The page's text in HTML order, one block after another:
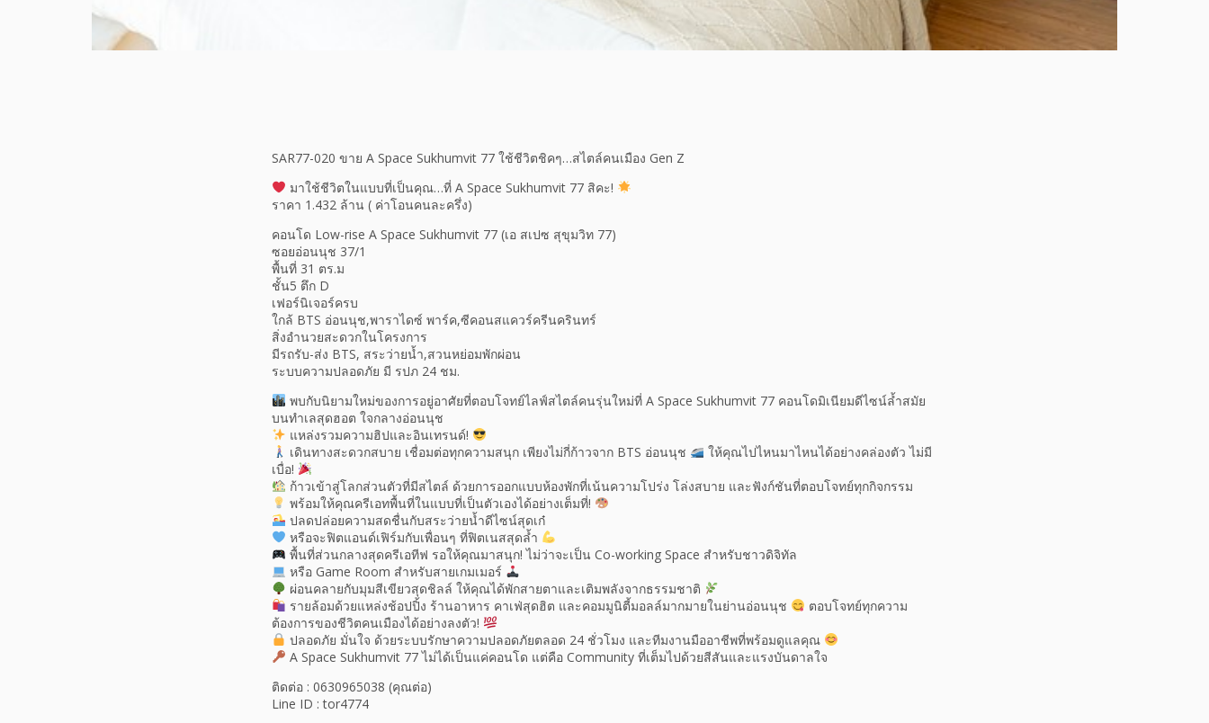
SAR77-020 ขาย A Space Sukhumvit 77 ใช้ชีวิตชิคๆ…สไตล์คนเมือง Gen Z
มาใช้ชีวิตในแบบที่เป็นคุณ…ที่ A Space Sukhumvit 77 สิคะ!
ราคา 1.432 ล้าน ( ค่าโอนคนละครึ่ง)
คอนโด Low-rise A Space Sukhumvit 77 (เอ สเปซ สุขุมวิท 77)
ซอยอ่อนนุช 37/1
พื้นที่ 31 ตร.ม
ชั้น5 ตึก D
เฟอร์นิเจอร์ครบ
ใกล้ BTS อ่อนนุช,พาราไดซ์ พาร์ค,ซีคอนสแควร์ครีนครินทร์
สิ่งอำนวยสะดวกในโครงการ
มีรถรับ-ส่ง BTS, สระว่ายน้ำ,สวนหย่อมพักผ่อน
ระบบความปลอดภัย มี รปภ 24 ชม.
พบกับนิยามใหม่ของการอยู่อาศัยที่ตอบโจทย์ไลฟ์สไตล์คนรุ่นใหม่ที่ A Space Sukhumvit 77 คอนโดมิเนียมดีไซน์ล้ำสมัย
บนทำเลสุดฮอต ใจกลางอ่อนนุช
แหล่งรวมความฮิปและอินเทรนด์!
เดินทางสะดวกสบาย เชื่อมต่อทุกความสนุก เพียงไม่กี่ก้าวจาก BTS อ่อนนุช
ให้คุณไปไหนมาไหนได้อย่างคล่องตัว ไม่มี
เบื่อ!
ก้าวเข้าสู่โลกส่วนตัวที่มีสไตล์ ด้วยการออกแบบห้องพักที่เน้นความโปร่ง โล่งสบาย และฟังก์ชันที่ตอบโจทย์ทุกกิจกรรม
พร้อมให้คุณครีเอทพื้นที่ในแบบที่เป็นตัวเองได้อย่างเต็มที่!
ปลดปล่อยความสดชื่นกับสระว่ายน้ำดีไซน์สุดเก๋
หรือจะฟิตแอนด์เฟิร์มกับเพื่อนๆ ที่ฟิตเนสสุดล้ำ
พื้นที่ส่วนกลางสุดครีเอทีฟ รอให้คุณมาสนุก! ไม่ว่าจะเป็น Co-working Space สำหรับชาวดิจิทัล
หรือ Game Room สำหรับสายเกมเมอร์
ผ่อนคลายกับมุมสีเขียวสุดชิลล์ ให้คุณได้พักสายตาและเติมพลังจากธรรมชาติ
รายล้อมด้วยแหล่งช้อปปิ้ง ร้านอาหาร คาเฟ่สุดฮิต และคอมมูนิตี้มอลล์มากมายในย่านอ่อนนุช
ตอบโจทย์ทุกความ
ต้องการของชีวิตคนเมืองได้อย่างลงตัว!
ปลอดภัย มั่นใจ ด้วยระบบรักษาความปลอดภัยตลอด 24 ชั่วโมง และทีมงานมืออาชีพที่พร้อมดูแลคุณ
A Space Sukhumvit 77 ไม่ได้เป็นแค่คอนโด แต่คือ Community ที่เต็มไปด้วยสีสันและแรงบันดาลใจ
ติดต่อ : 0630965038 (คุณต่อ)
Line ID : tor4774